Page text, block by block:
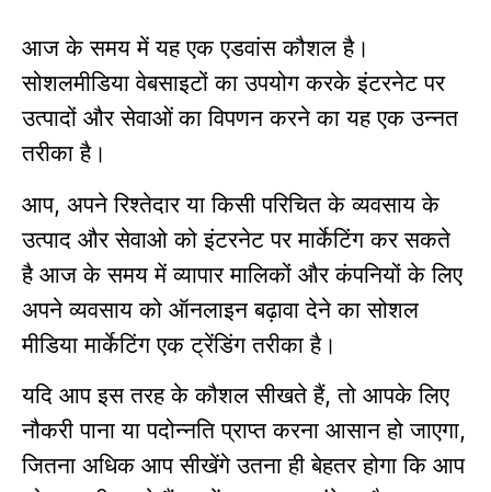
आज के समय में यह एक एडवांस कौशल है।
सोशलमीडियावेबसाइटों का उपयोग करके इंटरनेट पर
उत्पादों और सेवाओंका विपणन करने का यह एक उन्नत
तरीका है।
आप, अपने रिश्तेदार या किसी परिचित के व्यवसाय के
उत्पाद और सेवाओ को इंटरनेट पर मार्केटिंग कर सकते
है आज के समय में व्यापार मालिकों और कंपनियों के लिए
अपने व्यवसाय को ऑनलाइन बढ़ावा देने का सोशल
मीडिया मार्केटिंग एक ट्रेंडिंग तरीका है।
यदि आप इस तरह के कौशल सीखते हैं,तो आपके लिए
नौकरी पाना या पदोन्नति प्राप्त करना आसान हो जाएगा,
जितना अधिक आप सीखेंगे उतना ही बेहतर होगा कि आप